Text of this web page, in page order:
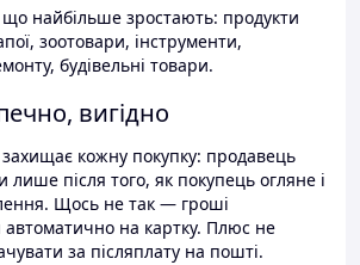
що найбільше зростають: продукти
зоотовари, інструменти,
будівельні товари.
вигідно
захищає кожну покупку: продавець
лише після того, як покупець огляне і
Щось не так — гроші
автоматично на картку. Плюс не
за післяплату на пошті.